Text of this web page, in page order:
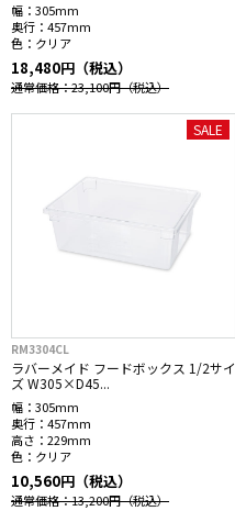
幅： 305mm
奥行： 457mm
色： クリア
18,480円（税込）
通常価格：23,100円（税込）
SALE
RM3304CL
ラバーメイド フードボックス 1/2サイ
ズ W305×D45...
幅： 305mm
奥行： 457mm
高さ： 229mm
色： クリア
10,560円（税込）
通常価格：13,200円（税込）